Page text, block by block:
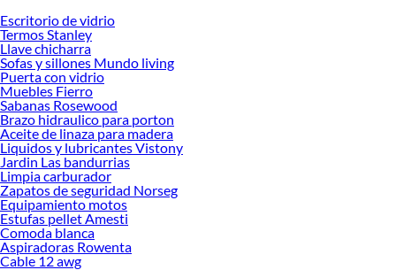
Desde remodelaciones hasta proyectos de decoración, estamos aquí para hacer
tus ideas realidad. ¡Visítanos y encuentra todo lo que tenemos para ofrecerte en
Sillas de Escritorio!
Explora la variedad de productos de Sillas de Escritorio en Sodimac
Herramientas, materiales y accesorios de calidad para tus proyectos y
renovación de espacios. ¡Visítanos y descubre todo lo que tenemos para
ofrecerte!
Encuentra una amplia variedad de productos de Sillas de Escritorio en Sodimac.
Encuentra todo lo necesario para tus proyectos de renovación y decoración.
¡Visítanos y haz tus ideas realidad!
Escritorio de vidrio
Termos Stanley
Llave chicharra
Sofas y sillones Mundo living
Puerta con vidrio
Muebles Fierro
Sabanas Rosewood
Brazo hidraulico para porton
Aceite de linaza para madera
Liquidos y lubricantes Vistony
Jardin Las bandurrias
Limpia carburador
Zapatos de seguridad Norseg
Equipamiento motos
Estufas pellet Amesti
Comoda blanca
Aspiradoras Rowenta
Cable 12 awg